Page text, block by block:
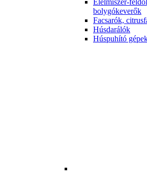
bolygókeverők
Facsarók,
Húsdarálók
Húspuhító